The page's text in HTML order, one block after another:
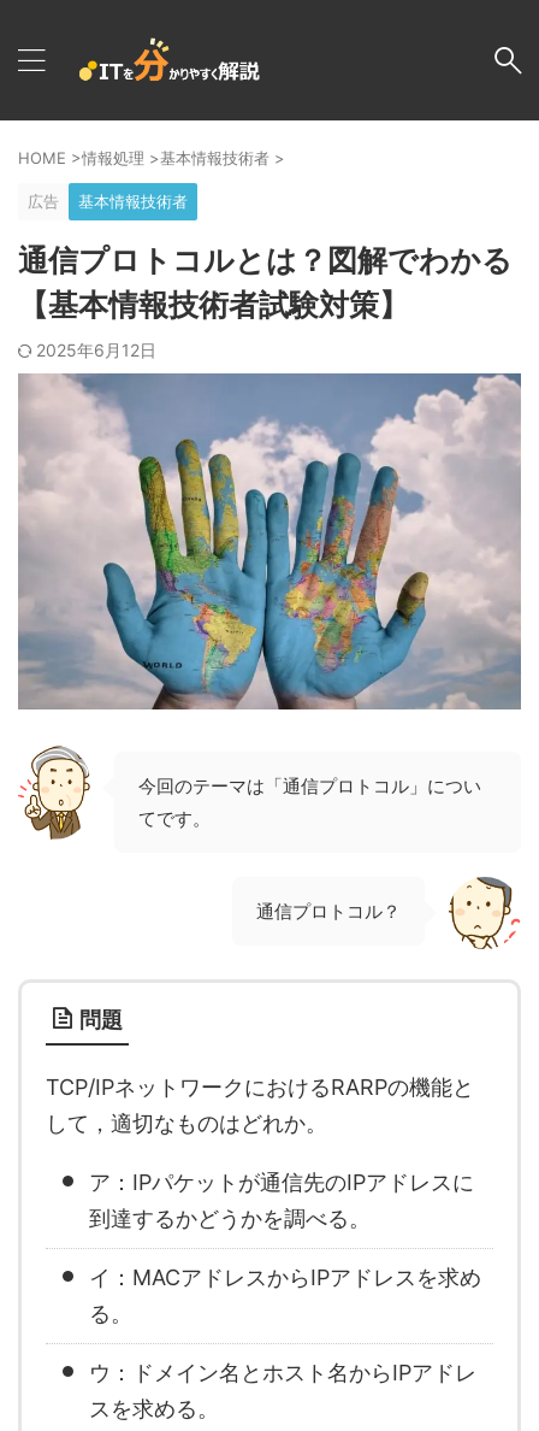
HOME >情報処理 >基本情報技術者 >
広告 基本情報技術者
通信プロトコルとは？図解でわかる
【基本情報技術者試験対策】
2025年6月12日
今回のテーマは「通信プロトコル」につい
てです。
通信プロトコル？
問題
TCP/IPネットワークにおけるRARPの機能と
して，適切なものはどれか。
ア：IPパケットが通信先のIPアドレスに
到達するかどうかを調べる。
イ：MACアドレスからIPアドレスを求め
る。
ウ：ドメイン名とホスト名からIPアドレ
スを求める。